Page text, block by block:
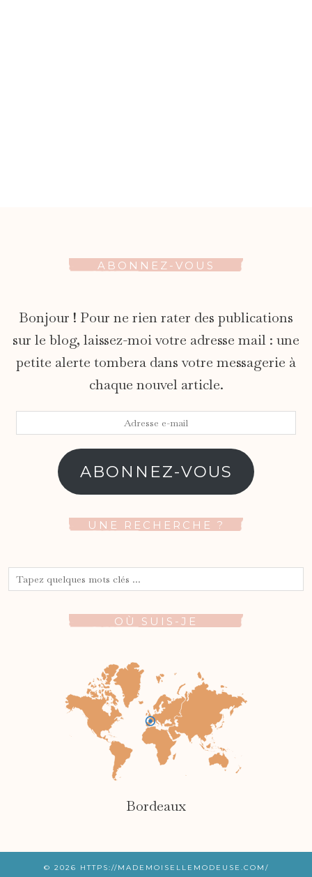
ABONNEZ-VOUS
Bonjour ! Pour ne rien rater des publications
sur le blog, laissez-moi votre adresse mail : une
petite alerte tombera dans votre messagerie à
chaque nouvel article.
ABONNEZ-VOUS
UNE RECHERCHE ?
OÙ SUIS-JE
Bordeaux
© 2026 HTTPS://MADEMOISELLEMODEUSE.COM/